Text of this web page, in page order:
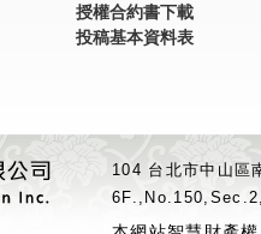
授權合約書下載
投稿基本資料表
104 台北市中山區